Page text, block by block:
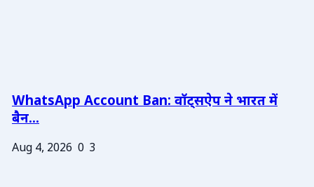
WhatsApp Account Ban: वॉट्सऐप ने भारत में
बैन...
Aug 4, 2026 0 3